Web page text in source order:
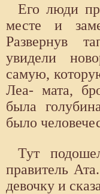
Его люди
месте и
Развернув
увидели
самую,
Леа- мата,
была
было
Тут
правитель
девочку и